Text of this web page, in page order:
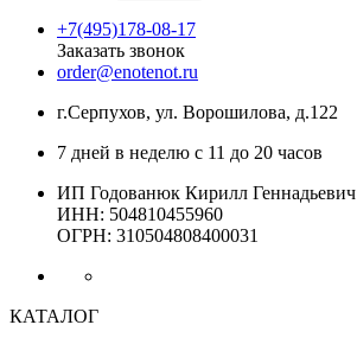
+7(495)178-08-17
Заказать звонок
order@enotenot.ru
г.Серпухов, ул. Ворошилова, д.122
7 дней в неделю с 11 до 20 часов
ИП Годованюк Кирилл Геннадьевич
ИНН: 504810455960
ОГРН: 310504808400031
КАТАЛОГ